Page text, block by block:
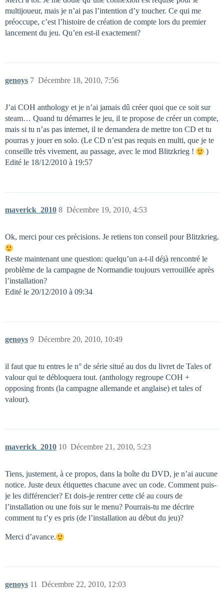
multijoueur, mais je n’ai pas l’intention d’y toucher. Ce qui me
préoccupe, c’est l’histoire de création de compte lors du premier
lancement du jeu. Qu’en est-il exactement?
genoys Décembre 18, 2010, 7:56
7
J’ai COH anthology et je n’ai jamais dû créer quoi que ce soit sur
steam… Quand tu démarres le jeu, il te propose de créer un compte,
mais si tu n’as pas internet, il te demandera de mettre ton CD et tu
pourras y jouer en solo. (Le CD n’est pas requis en multi, que je te
conseille très vivement, au passage, avec le mod Blitzkrieg !
)
Edité le 18/12/2010 à 19:57
maverick_2010 Décembre 19, 2010, 4:53
8
Ok, merci pour ces précisions. Je retiens ton conseil pour Blitzkrieg.
Reste maintenant une question: quelqu’un a-t-il déjà rencontré le
problème de la campagne de Normandie toujours verrouillée après
l’installation?
Edité le 20/12/2010 à 09:34
genoys Décembre 20, 2010, 10:49
9
il faut que tu entres le n° de série situé au dos du livret de Tales of
valour qui te débloquera tout. (anthology regroupe COH +
opposing fronts (la campagne allemande et anglaise) et tales of
valour).
maverick_2010 Décembre 21, 2010, 5:23
10
Tiens, justement, à ce propos, dans la boîte du DVD, je n’ai aucune
notice. Juste deux étiquettes chacune avec un code. Comment puis-
je les différencier? Et dois-je rentrer cette clé au cours de
l’installation ou une fois sur le menu? Pourrais-tu me décrire
comment tu t’y es pris (de l’installation au début du jeu)?
Merci d’avance.
genoys Décembre 22, 2010, 12:03
11